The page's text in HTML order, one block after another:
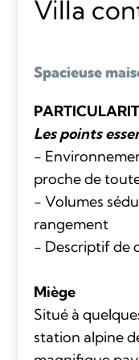
Villa
Spacieuse
Les points
-
proche de
- Volumes
rangement
- Descriptif de
Miège
Situé à
station alpine